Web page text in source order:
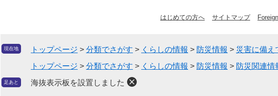
はじめての方へ サイトマップ
現在地 トップページ > 分類でさがす > くらしの情報 > 防災情報 > 災害に備え
トップページ > 分類でさがす > くらしの情報 > 防災情報 > 防災関連情
足あと 海抜表示板を設置しました